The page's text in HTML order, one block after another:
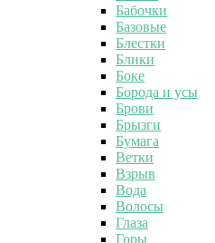
Бабочки
Базовые
Блестки
Блики
Боке
Борода и усы
Брови
Брызги
Бумага
Ветки
Взрыв
Вода
Волосы
Глаза
Горы